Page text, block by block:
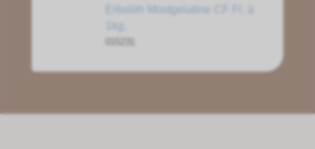
Erbslöh Mostgelatine CF Fl. à